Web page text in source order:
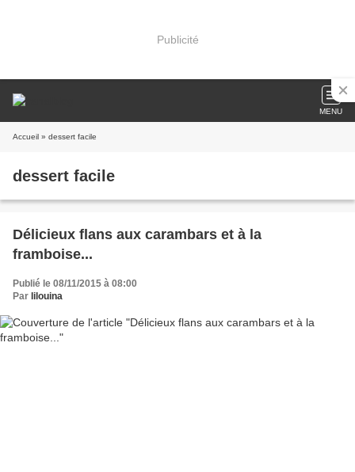
Publicité
MENU
Accueil » dessert facile
dessert facile
Délicieux flans aux carambars et à la
framboise...
Publié le 08/11/2015 à 08:00
Par lilouina